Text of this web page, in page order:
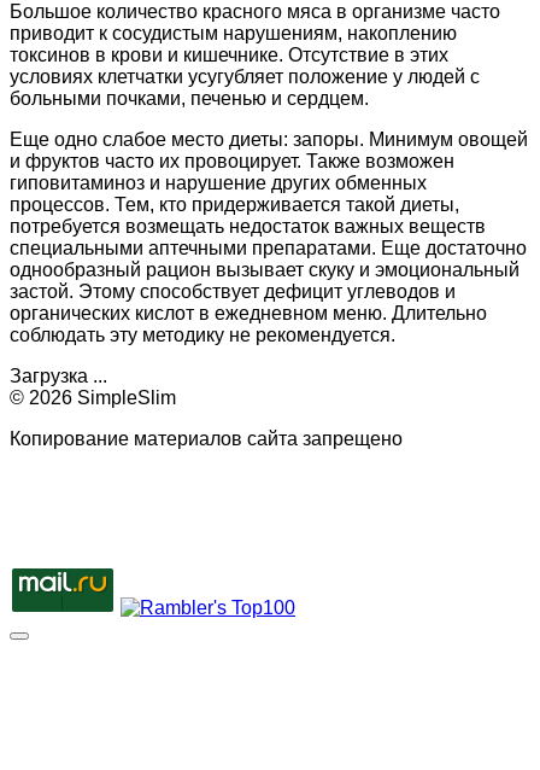
Большое количество красного мяса в организме часто
приводит к сосудистым нарушениям, накоплению
токсинов в крови и кишечнике. Отсутствие в этих
условиях клетчатки усугубляет положение у людей с
больными почками, печенью и сердцем.
Еще одно слабое место диеты: запоры. Минимум овощей
и фруктов часто их провоцирует. Также возможен
гиповитаминоз и нарушение других обменных
процессов. Тем, кто придерживается такой диеты,
потребуется возмещать недостаток важных веществ
специальными аптечными препаратами. Еще достаточно
однообразный рацион вызывает скуку и эмоциональный
застой. Этому способствует дефицит углеводов и
органических кислот в ежедневном меню. Длительно
соблюдать эту методику не рекомендуется.
Загрузка ...
© 2026 SimpleSlim
Копирование материалов сайта запрещено